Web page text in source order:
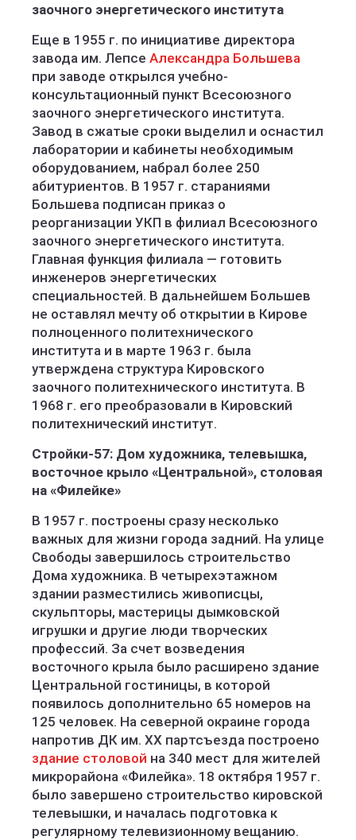
заочного энергетического института
Еще в 1955 г. по инициативе директора
завода им. Лепсе Александра Большева
при заводе открылся учебно-
консультационный пункт Всесоюзного
заочного энергетического института.
Завод в сжатые сроки выделил и оснастил
лаборатории и кабинеты необходимым
оборудованием, набрал более 250
абитуриентов. В 1957 г. стараниями
Большева подписан приказ о
реорганизации УКП в филиал Всесоюзного
заочного энергетического института.
Главная функция филиала — готовить
инженеров энергетических
специальностей. В дальнейшем Большев
не оставлял мечту об открытии в Кирове
полноценного политехнического
института и в марте 1963 г. была
утверждена структура Кировского
заочного политехнического института. В
1968 г. его преобразовали в Кировский
политехнический институт.
Стройки-57: Дом художника, телевышка,
восточное крыло «Центральной», столовая
на «Филейке»
В 1957 г. построены сразу несколько
важных для жизни города задний. На улице
Свободы завершилось строительство
Дома художника. В четырехэтажном
здании разместились живописцы,
скульпторы, мастерицы дымковской
игрушки и другие люди творческих
профессий. За счет возведения
восточного крыла было расширено здание
Центральной гостиницы, в которой
появилось дополнительно 65 номеров на
125 человек. На северной окраине города
напротив ДК им. XX партсъезда построено
здание столовой на 340 мест для жителей
микрорайона «Филейка». 18 октября 1957 г.
было завершено строительство кировской
телевышки, и началась подготовка к
регулярному телевизионному вещанию.